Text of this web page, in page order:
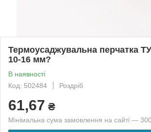
Термоусаджувальна перчатка
10-16 мм?
В наявності
Код: 502484
Роздріб
61,67 ₴
Мінімальна сума замовлення на сайті —